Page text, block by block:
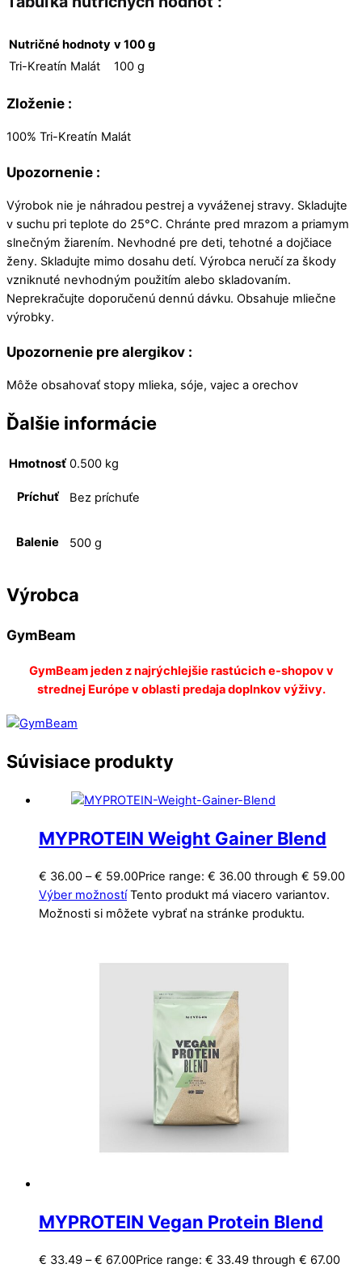
Nutričné hodnoty v 100 g
Tri-Kreatín Malát
100 g
Zloženie :
100% Tri-Kreatín Malát
Upozornenie :
Výrobok nie je náhradou pestrej a vyváženej stravy. Skladujte
v suchu pri teplote do 25°C. Chránte pred mrazom a priamym
slnečným žiarením. Nevhodné pre deti, tehotné a dojčiace
ženy. Skladujte mimo dosahu detí. Výrobca neručí za škody
vzniknuté nevhodným použitím alebo skladovaním.
Neprekračujte doporučenú dennú dávku. Obsahuje mliečne
výrobky.
Upozornenie pre alergikov :
Môže obsahovať stopy mlieka, sóje, vajec a orechov
Ďalšie informácie
Hmotnosť 0.500 kg
Príchuť Bez príchuťe
Balenie 500 g
Výrobca
GymBeam
GymBeam jeden z najrýchlejšie rastúcich e-shopov v
strednej Európe v oblasti predaja doplnkov výživy.
Súvisiace produkty
MYPROTEIN Weight Gainer Blend
€ 36.00 – € 59.00Price range: € 36.00 through € 59.00
Výber možností Tento produkt má viacero variantov.
Možnosti si môžete vybrať na stránke produktu.
MYPROTEIN Vegan Protein Blend
€ 33.49 – € 67.00Price range: € 33.49 through € 67.00